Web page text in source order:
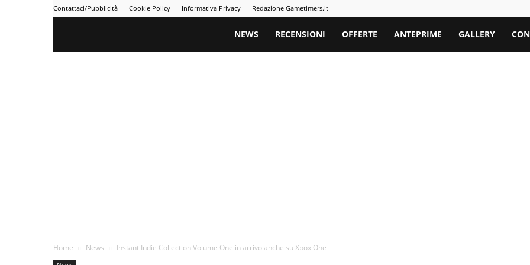
Contattaci/Pubblicità Cookie Policy Informativa Privacy Redazione Gametimers.it
Gametimers
NEWS RECENSIONI OFFERTE ANTEPRIME GALLERY
Home News Instant Indie Collection Volume One in arrivo anche su Xbox One